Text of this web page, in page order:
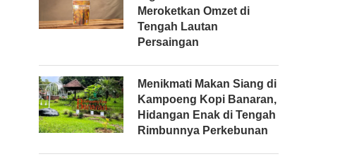
Meroketkan Omzet di
Tengah Lautan
Persaingan
Menikmati Makan Siang di
Kampoeng Kopi Banaran,
Hidangan Enak di Tengah
Rimbunnya Perkebunan